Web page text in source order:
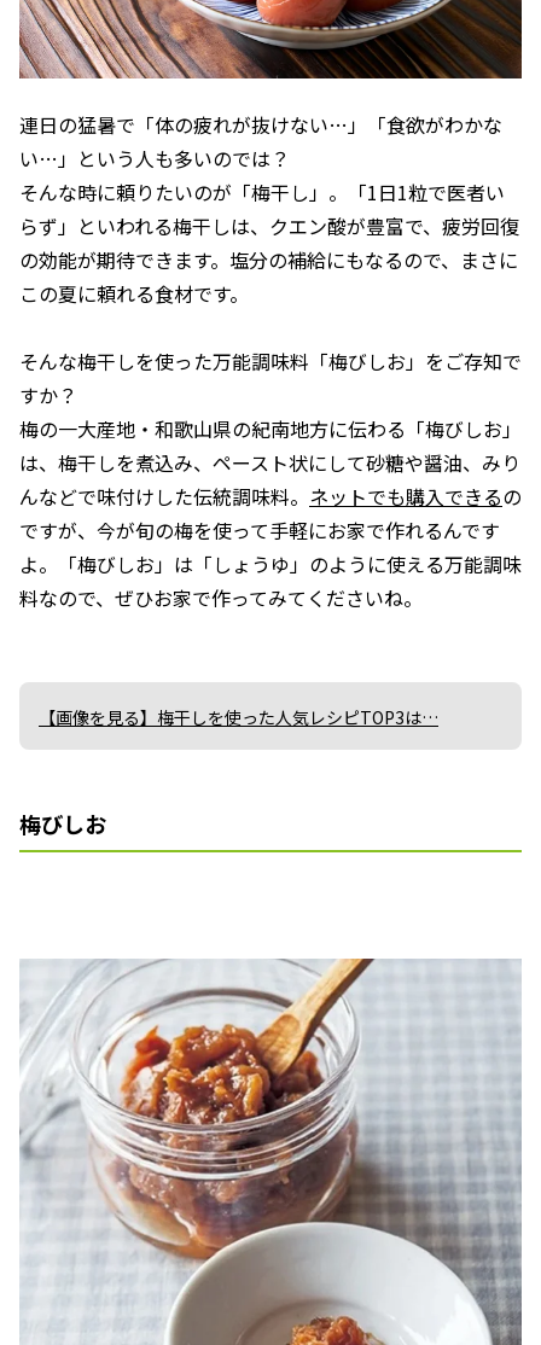
連日の猛暑で「体の疲れが抜けない…」「食欲がわかな
い…」という人も多いのでは？
そんな時に頼りたいのが「梅干し」。「1日1粒で医者い
らず」といわれる梅干しは、クエン酸が豊富で、疲労回復
の効能が期待できます。塩分の補給にもなるので、まさに
この夏に頼れる食材です。
そんな梅干しを使った万能調味料「梅びしお」をご存知で
すか？
梅の一大産地・和歌山県の紀南地方に伝わる「梅びしお」
は、梅干しを煮込み、ペースト状にして砂糖や醤油、みり
んなどで味付けした伝統調味料。 ネットでも購入できるの
ですが、今が旬の梅を使って手軽にお家で作れるんです
よ。「梅びしお」は「しょうゆ」のように使える万能調味
料なので、ぜひお家で作ってみてくださいね。
【画像を見る】梅干しを使った人気レシピTOP3は…
梅びしお